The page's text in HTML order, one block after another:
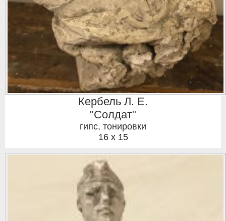
Кербель Л. Е.
"Солдат"
гипс, тонировки
16 x 15